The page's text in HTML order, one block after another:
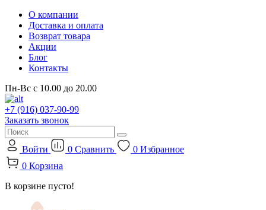
О компании
Доставка и оплата
Возврат товара
Акции
Блог
Контакты
Пн-Вс с 10.00 до 20.00
+7 (916) 037-90-99
Заказать звонок
Войти 0 Сравнить 0 Избранное
0 Корзина
В корзине пусто!